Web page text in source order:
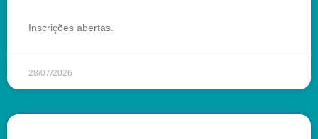
Inscrições abertas.
28/07/2026